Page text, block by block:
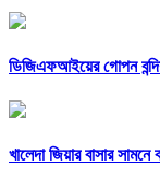
ডিজিএফআইয়ের গোপন
খালেদা জিয়ার বাসার